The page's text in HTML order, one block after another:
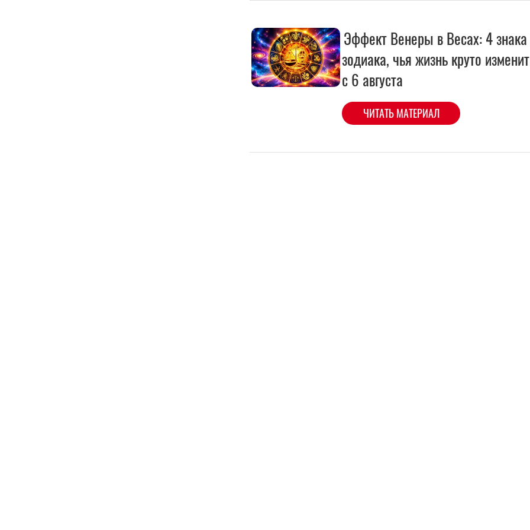
Эффект Венеры в Весах: 4 знака
зодиака, чья жизнь круто
с 6 августа
ЧИТАТЬ МАТЕРИАЛ